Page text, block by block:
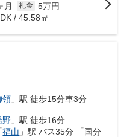
月 礼金 5万円
/ 45.58㎡
領 」駅 徒歩15分車3分
野 」駅 徒歩16分
福山 」駅 バス35分 「国分